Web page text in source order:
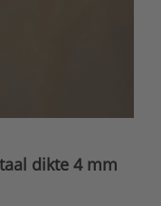
dikte 4 mm